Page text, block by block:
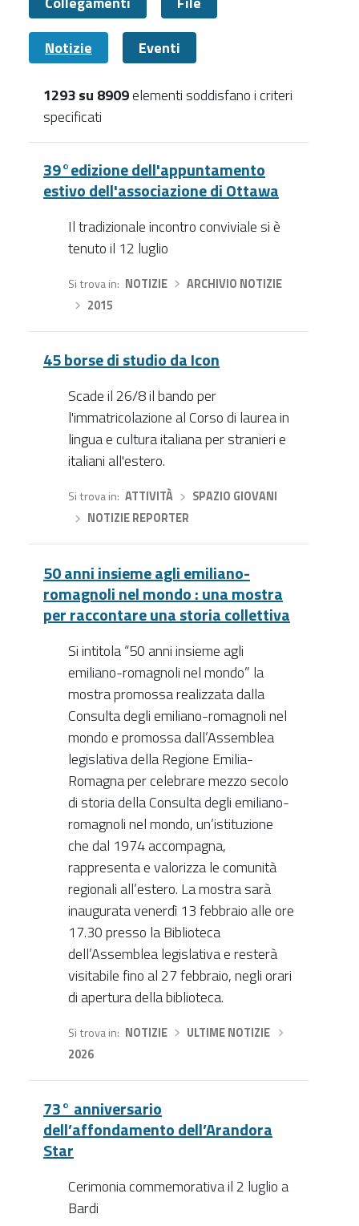
Notizie Eventi
1293 su 8909elementi soddisfano i criteri
specificati
39°edizione dell'appuntamento
estivo dell'associazione di Ottawa
Il tradizionale incontro conviviale si è
tenuto il 12 luglio
Si trova in NOTIZIE›
ARCHIVIO NOTIZIE
2015
45 borse di studio da Icon
Scade il 26/8 il bando per
l'immatricolazione al Corso di laurea in
lingua e cultura italiana per stranieri e
italiani all'estero.
Si trova in ATTIVITÀ›
SPAZIO GIOVANI
NOTIZIE REPORTER
50 anni insieme agli emiliano-
romagnoli nel mondo : una mostra
per raccontare una storia collettiva
Si intitola “50 anni insieme agli
emiliano-romagnoli nel mondo” la
mostra promossa realizzata dalla
Consulta degli emiliano-romagnoli nel
mondo e promossa dall’Assemblea
legislativa della Regione Emilia-
Romagna per celebrare mezzo secolo
di storia della Consulta degli emiliano-
romagnoli nel mondo, un’istituzione
che dal 1974 accompagna,
rappresenta e valorizza le comunità
regionali all’estero. La mostra sarà
inaugurata venerdì 13 febbraio alle ore
17.30 presso la Biblioteca
dell’Assemblea legislativa e resterà
visitabile fino al 27 febbraio, negli orari
di apertura della biblioteca.
Si trova in NOTIZIE› ULTIME NOTIZIE
2026
73° anniversario
dell’affondamento dell’Arandora
Star
Cerimonia commemorativa il 2 luglio a
Bardi